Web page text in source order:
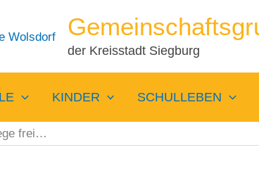
der Kreisstadt Siegburg
KINDER SCHULLEBEN
frei…